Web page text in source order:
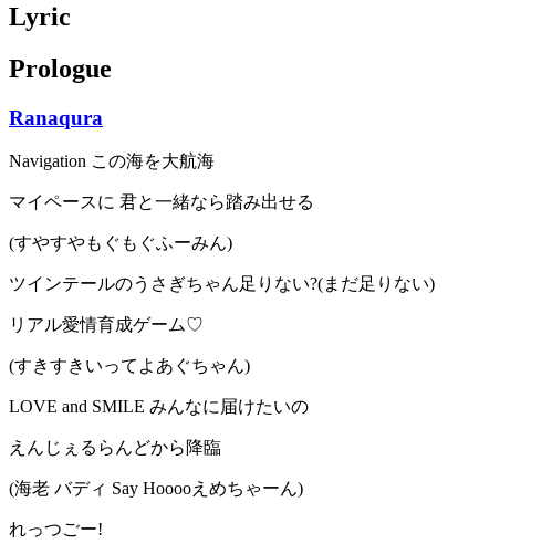
Lyric
Prologue
Ranaqura
Navigation この海を大航海
マイペースに 君と一緒なら踏み出せる
(すやすやもぐもぐふーみん)
ツインテールのうさぎちゃん足りない?(まだ足りない)
リアル愛情育成ゲーム♡
(すきすきいってよあぐちゃん)
LOVE and SMILE みんなに届けたいの
えんじぇるらんどから降臨
(海老 バディ Say Hooooえめちゃーん)
れっつごー!